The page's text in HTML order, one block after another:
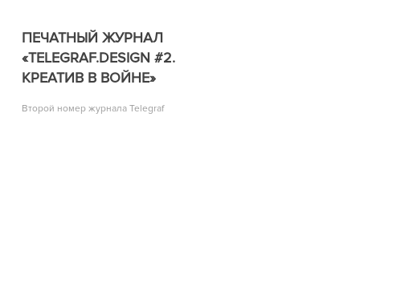
ПЕЧАТНЫЙ ЖУРНАЛ
«TELEGRAF.DESIGN #2.
КРЕАТИВ В ВОЙНЕ»
Второй номер журнала Telegraf